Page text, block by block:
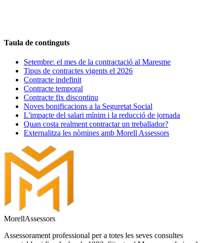
Taula de continguts
Setembre: el mes de la contractació al Maresme
Tipus de contractes vigents el 2026
Contracte indefinit
Contracte temporal
Contracte fix discontinu
Noves bonificacions a la Seguretat Social
L'impacte del salari mínim i la reducció de jornada
Quan costa realment contractar un treballador?
Externalitza les nòmines amb Morell Assessors
MorellAssessors
Assessorament professional per a totes les seves consultes